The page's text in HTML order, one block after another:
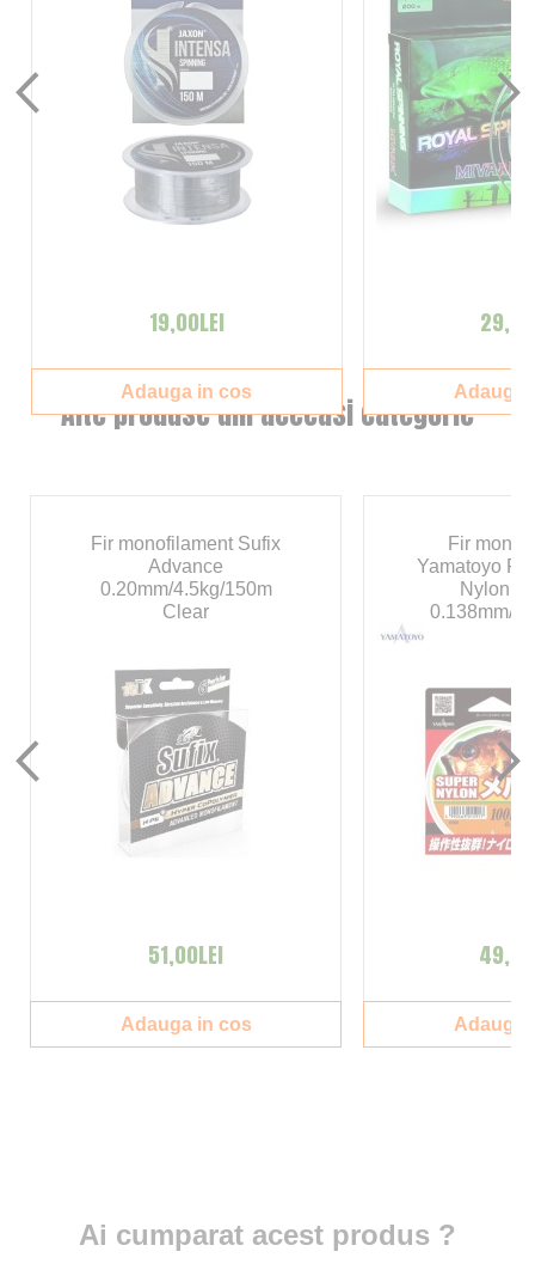
Ai cumparat acest produs ?
Alte produse din aceeasi categorie
Fir monofilament Sufix
Advance
0.20mm/4.5kg/150m
Clear
51,00LEI
Adauga in cos
Fir
Yamatoyo
Nylon
0.138mm/
Adauga
19,00LEI
Adauga in cos Adauga